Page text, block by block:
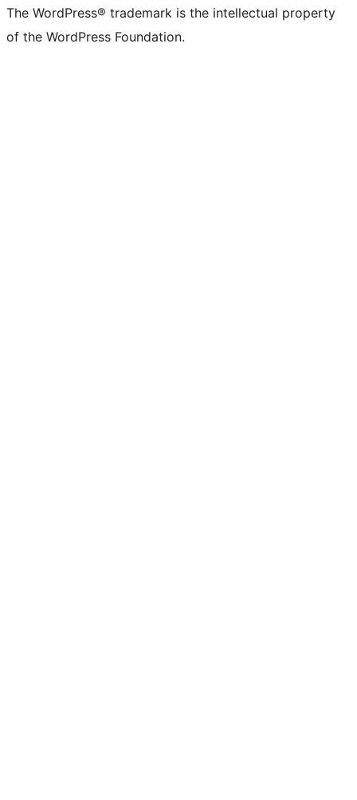
The WordPress® trademark is the intellectual property
of the WordPress Foundation.